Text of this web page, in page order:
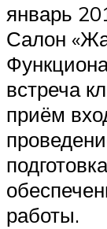
январь
Салон
встреча
приём
работы.